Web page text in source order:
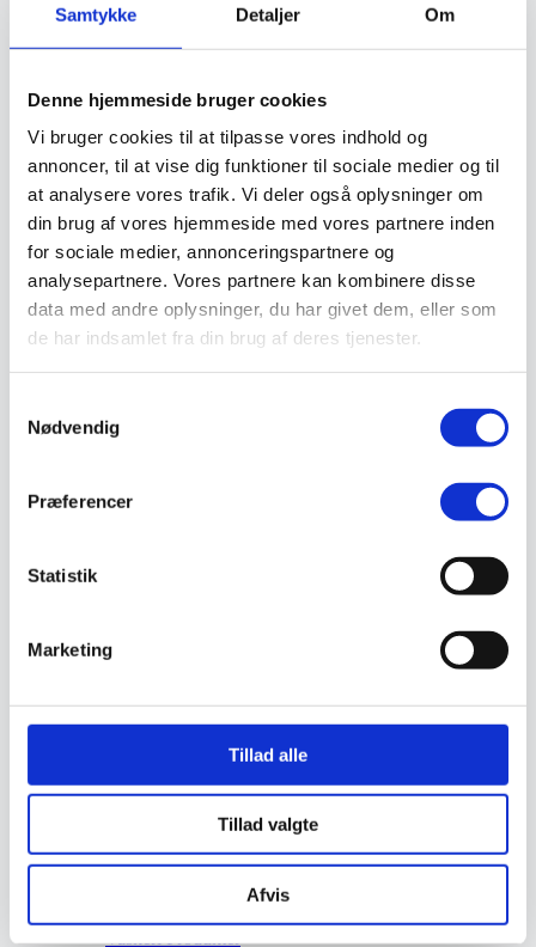
Samtykke Detaljer Om
Denne hjemmeside bruger cookies
Vi bruger cookies til at tilpasse vores indhold og
annoncer, til at vise dig funktioner til sociale medier og til
at analysere vores trafik. Vi deler også oplysninger om
din brug af vores hjemmeside med vores partnere inden
for sociale medier, annonceringspartnere og
analysepartnere. Vores partnere kan kombinere disse
data med andre oplysninger, du har givet dem, eller som
de har indsamlet fra din brug af deres tjenester.
Nødvendig
Præferencer
Statistik
Marketing
Tillad alle
Tillad valgte
Afvis
Åndedrætsværn
Brandmateriel
Affaldsbeholdere
Førstehjælp
Handsker
Kemi håndtering
Plejeprodukter
Sikkerhedsfodtøj
Såler
Sandal
Sko
Støvler
Valg af sikkerhedssko
Stiger
Skilte
Sundhedsmiljø
Luftrenser
Ozonmaskiner
Afspærring
Trafikspejle
Vejbump
Vejmarkering